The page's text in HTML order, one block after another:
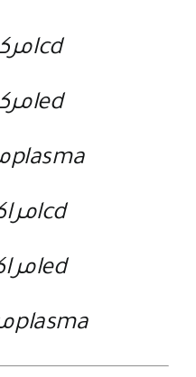
lcdمركز صيانة
ledمركز صيانة
plasmaمركز صيانة
lcdمراكز صيانة
ledمراكز صيانة
plasmaمراكز صيانة